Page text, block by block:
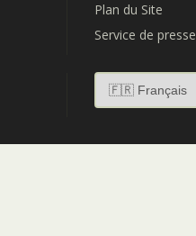
Plan du Site
Service de presse